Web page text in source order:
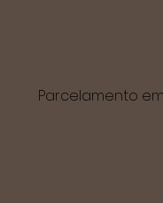
Parcelamento